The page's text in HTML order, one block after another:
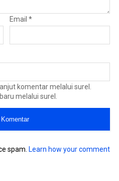
Email*
komentar melalui surel.
melalui surel.
spam. Learn how your comment